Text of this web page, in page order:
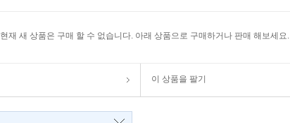
현재 새 상품은 구매 할 수 없습니다. 아래 상품으로 구매하거나 판매 해보세요.
이 상품을 팔기